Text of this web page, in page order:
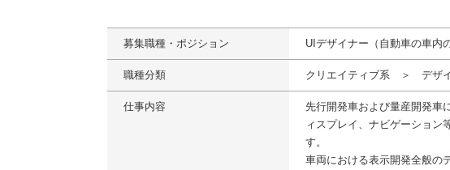
募集職種・ポジション UIデザイナー（自動車の車内
職種分類 クリエイティブ系 ＞ デザイ
仕事内容
先行開発車および量産開発車
ィスプレイ、ナビゲーション
す。
車両における表示開発全般の